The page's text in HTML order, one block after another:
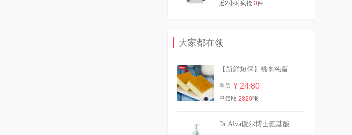
29.9/10斤！植护双头大桶装香
券后 ¥ 29.90
近2小时疯抢 0件
大家都在领
【新鲜短保】桃李纯蛋糕720g营养早餐
券后 ¥ 24.80
已领取 2820张
Dr.Alva瑷尔博士氨基酸洁颜蜜120ml